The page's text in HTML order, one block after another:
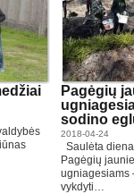
Pagėgių
sodino
2018-04-24
Saulėta
Pagėgių
ugniagesiams
vykdyti…